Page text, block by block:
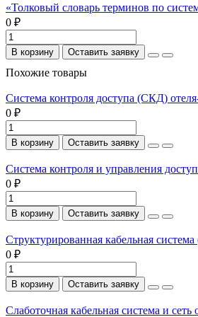
«Толковый словарь терминов по
0 ₽
В корзину Оставить заявку
Похожие товары
Система контроля доступа (СКД)
0 ₽
В корзину Оставить заявку
Система контроля и управления
0 ₽
В корзину Оставить заявку
Структурированная кабельная
0 ₽
В корзину Оставить заявку
Слаботочная кабельная система и